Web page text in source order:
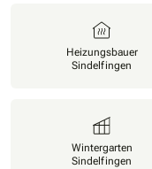
Heizungsbauer
Sindelfingen
Wintergarten
Sindelfingen